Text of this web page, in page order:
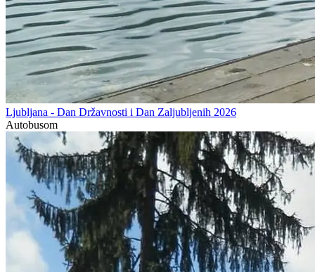
Ljubljana - Dan Državnosti i Dan Zaljubljenih 2026
Autobusom